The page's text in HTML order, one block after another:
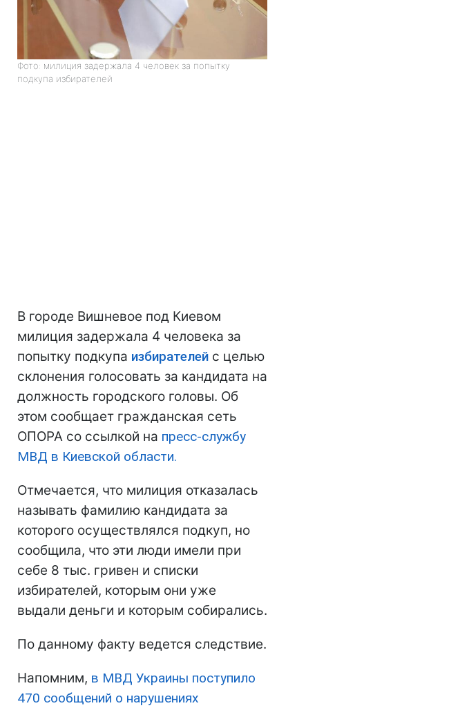
Фото: милиция задержала 4 человек за попытку
подкупа избирателей
В городе Вишневое под Киевом
милиция задержала 4 человека за
попытку подкупа избирателей с целью
склонения голосовать за кандидата на
должность городского головы. Об
этом сообщает гражданская сеть
ОПОРА со ссылкой на пресс-службу
МВД в Киевской области.
Отмечается, что милиция отказалась
называть фамилию кандидата за
которого осуществлялся подкуп, но
сообщила, что эти люди имели при
себе 8 тыс. гривен и списки
избирателей, которым они уже
выдали деньги и которым собирались.
По данному факту ведется следствие.
Напомним, в МВД Украины поступило
470 сообщений о нарушениях